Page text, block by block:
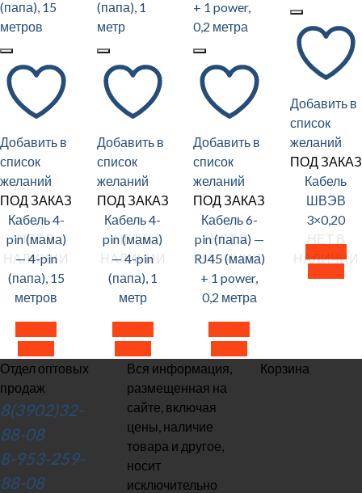
Добавить в
список
желаний
НЕТ В
НАЛИЧИИ
ПОД ЗАКАЗ
Кабель 4-
pin (мама)
— 4-pin
(папа), 15
метров
Добавить в
список
желаний
НЕТ В
НАЛИЧИИ
ПОД ЗАКАЗ
Кабель 4-
pin (мама)
— 4-pin
(папа), 1
метр
Добавить в
список
желаний
НЕТ В
НАЛИЧИИ
ПОД ЗАКАЗ
Кабель 6-
pin (папа) —
RJ45 (мама)
+ 1 power,
0,2 метра
Добавить в
список
желаний
НЕТ В
НАЛИЧИИ
ПОД ЗАКАЗ
Кабель
ШВЭВ
3×0,20
Читать
Отдел оптовых
продаж
8(3902)32-
88-08
8-953-259-
88-08
Вся информация,
размещенная на
сайте, включая
цены, наличие
товара и другое,
носит
исключительно
Корзина